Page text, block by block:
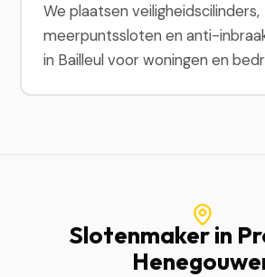
We plaatsen veiligheidscilinders,
meerpuntssloten en anti-
in Bailleul voor woningen en
Slotenmaker in